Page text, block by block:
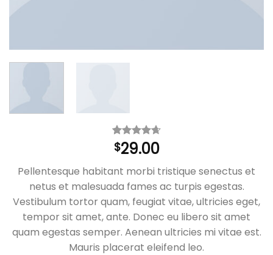
Rated 4.67
out of 5
3
customer
ratings
$29.00
Pellentesque habitant morbi tristique senectus et
netus et malesuada fames ac turpis egestas.
Vestibulum tortor quam, feugiat vitae, ultricies eget,
tempor sit amet, ante. Donec eu libero sit amet
quam egestas semper. Aenean ultricies mi vitae est.
Mauris placerat eleifend leo.